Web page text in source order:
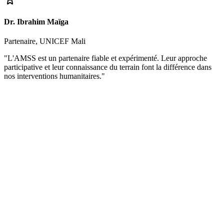
Dr. Ibrahim Maïga
Partenaire, UNICEF Mali
"L'AMSS est un partenaire fiable et expérimenté. Leur approche
participative et leur connaissance du terrain font la différence dans
nos interventions humanitaires."